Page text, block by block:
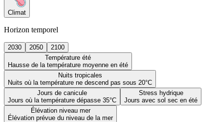
Climat
Horizon temporel
2030 2050
2100
Température été
Hausse de la température moyenne en été
Nuits tropicales
Nuits où la température ne descend pas sous 20°C
Jours de canicule
Jours où la température dépasse 35°C
Stress hydrique
Jours avec sol sec en été
Élévation niveau mer
Élévation prévue du niveau de la mer